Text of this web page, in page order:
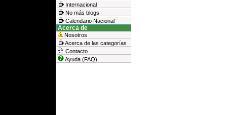
Internacional
No más blogs
Calendario Nacional
Acerca de
Nosotros
Acerca de las categorías
Contacto
Ayuda (FAQ)